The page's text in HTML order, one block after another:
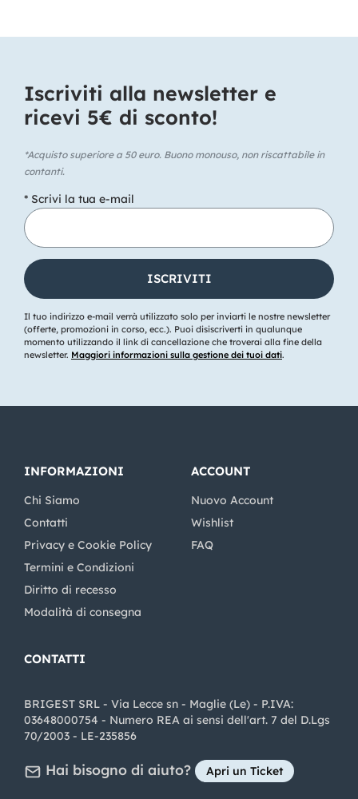
Iscriviti alla newsletter e
ricevi 5€ di sconto!​
*Acquisto superiore a 50 euro. Buono monouso, non riscattabile in
contanti.
* Scrivi la tua e-mail
Il tuo indirizzo e-mail verrà utilizzato solo per inviarti le nostre newsletter
(offerte, promozioni in corso, ecc.). Puoi disiscriverti in qualunque
momento utilizzando il link di cancellazione che troverai alla fine della
newsletter. Maggiori informazioni sulla gestione dei tuoi dati.
INFORMAZIONI
Chi Siamo
Contatti
Privacy e Cookie Policy
Termini e Condizioni
Diritto di recesso
Modalità di consegna
ACCOUNT
Nuovo Account
Wishlist
FAQ
CONTATTI
BRIGEST SRL - Via Lecce sn - Maglie (Le) - P.IVA:
03648000754 - Numero REA ai sensi dell'art. 7 del D.Lgs
70/2003 - LE-235856
Hai bisogno di aiuto? Apri un Ticket